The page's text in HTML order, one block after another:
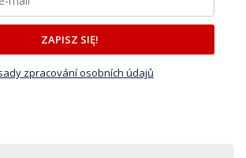
ZAPISZ SIĘ!
zpracování osobních údajů